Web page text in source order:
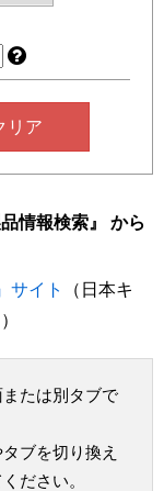
リア
情報検索』 から
サイト
（日本キ
たは別タブで
ブを切り換え
ださい。